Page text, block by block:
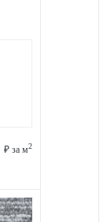
₽ за м2